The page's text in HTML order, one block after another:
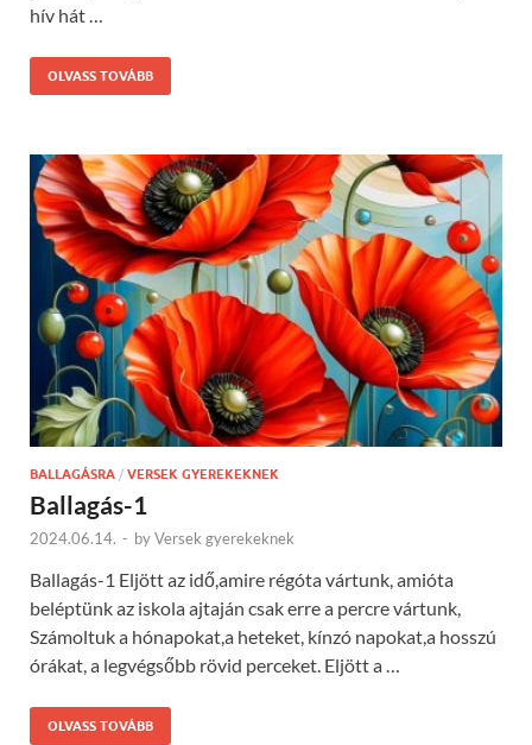
hív hát …
OLVASS TOVÁBB
BALLAGÁSRA / VERSEK GYEREKEKNEK
Ballagás-1
2024.06.14. - byVersek gyerekeknek
Ballagás-1 Eljött az idő,amire régóta vártunk, amióta
beléptünk az iskola ajtaján csak erre a percre vártunk,
Számoltuk a hónapokat,a heteket, kínzó napokat,a hosszú
órákat, a legvégsőbb rövid perceket. Eljött a …
OLVASS TOVÁBB